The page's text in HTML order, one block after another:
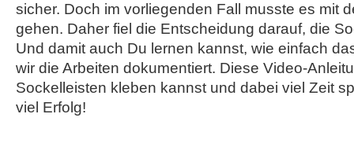
sicher. Doch im vorliegenden Fall musste es mit
gehen. Daher fiel die Entscheidung darauf, die
Und damit auch Du lernen kannst, wie einfach
wir die Arbeiten dokumentiert. Diese Video-
Sockelleisten kleben kannst und dabei viel Zeit
viel Erfolg!